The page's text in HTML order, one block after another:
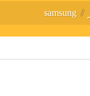
/
samsung